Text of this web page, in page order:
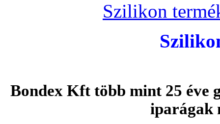
Szilikon
Bondex Kft több mint 25 éve
iparágak